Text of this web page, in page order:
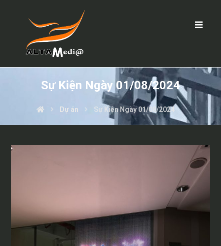
Sự Kiện Ngày 01/08/2024
Dự án Sự Kiện Ngày 01/08/2024